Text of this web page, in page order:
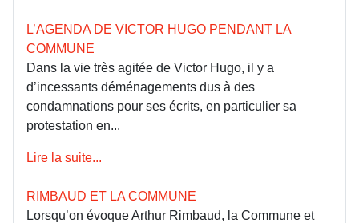
L’AGENDA DE VICTOR HUGO PENDANT LA
COMMUNE
Dans la vie très agitée de Victor Hugo, il y a
d’incessants déménagements dus à des
condamnations pour ses écrits, en particulier sa
protestation en...
Lire la suite...
RIMBAUD ET LA COMMUNE
Lorsqu’on évoque Arthur Rimbaud, la Commune et